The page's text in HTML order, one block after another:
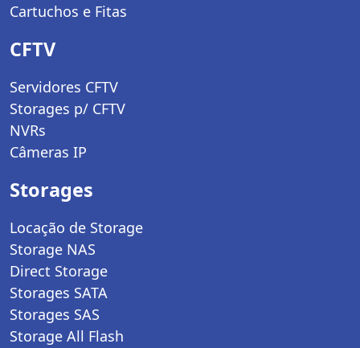
Cartuchos e Fitas
CFTV
Servidores CFTV
Storages p/ CFTV
NVRs
Câmeras IP
Storages
Locação de Storage
Storage NAS
Direct Storage
Storages SATA
Storages SAS
Storage All Flash